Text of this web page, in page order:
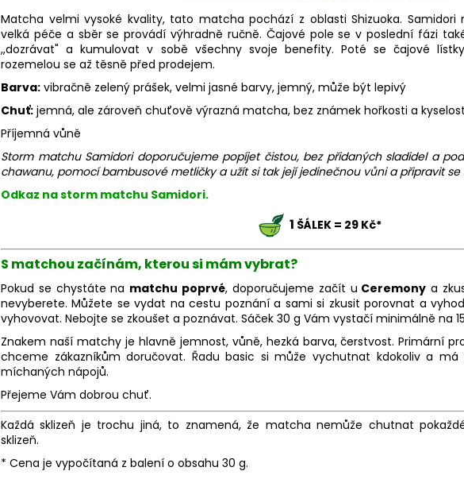
Matcha velmi vysoké kvality, tato matcha pochází z oblasti Shizuoka.
velká péče a sběr se provádí výhradně ručně. Čajové pole se v poslední fázi
,,dozrávat" a kumulovat v sobě všechny svoje benefity. Poté se čajové
rozemelou se až těsně před prodejem.
Barva: vibračně zelený prášek, velmi jasné barvy, jemný, může být lepivý
Chuť: jemná, ale zároveň chuťově výrazná matcha, bez známek hořkosti a
Příjemná vůně
Storm matchu Samidori doporučujeme popíjet čistou, bez přidaných sladidel a
chawanu, pomocí bambusové metličky a užít si tak její jedinečnou vůni a připravit
Odkaz na storm matchu Samidori.
1 ŠÁLEK = 29 Kč*
S matchou začínám, kterou si mám vybrat?
Pokud se chystáte na matchu poprvé, doporučujeme začít u Ceremony a
nevyberete. Můžete se vydat na cestu poznání a sami si zkusit porovnat a
vyhovovat. Nebojte se zkoušet a poznávat. Sáček 30 g Vám vystačí minimálně na
Znakem naší matchy je hlavně jemnost, vůně, hezká barva, čerstvost. Primární
chceme zákazníkům doručovat. Řadu basic si může vychutnat kdokoliv a má
míchaných nápojů.
Přejeme Vám dobrou chuť.
Každá sklizeň je trochu jiná, to znamená, že matcha nemůže chutnat
sklizeň.
* Cena je vypočítaná z balení o obsahu 30 g.